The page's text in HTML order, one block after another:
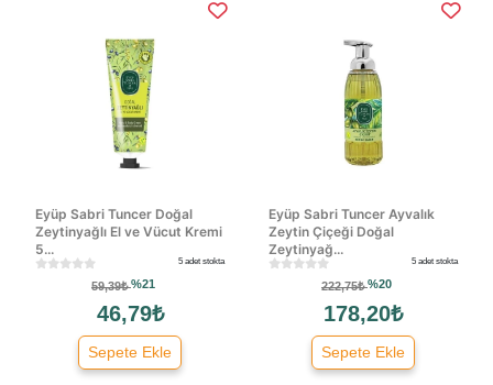
Eyüp Sabri Tuncer Doğal
Zeytinyağlı El ve Vücut Kremi
5...
5 adet stokta
59,39₺%21
46,79₺
Sepete Ekle
Eyüp Sabri Tuncer Ayvalık
Zeytin Çiçeği Doğal
Zeytinyağ...
5 adet stokta
222,75₺%20
178,20₺
Sepete Ekle